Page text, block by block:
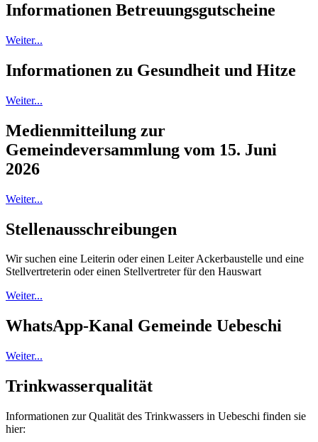
Informationen Betreuungsgutscheine
Weiter...
Informationen zu Gesundheit und Hitze
Weiter...
Medienmitteilung zur
Gemeindeversammlung vom 15. Juni
2026
Weiter...
Stellenausschreibungen
Wir suchen eine Leiterin oder einen Leiter Ackerbaustelle und eine
Stellvertreterin oder einen Stellvertreter für den Hauswart
Weiter...
WhatsApp-Kanal Gemeinde Uebeschi
Weiter...
Trinkwasserqualität
Informationen zur Qualität des Trinkwassers in Uebeschi finden sie
hier: